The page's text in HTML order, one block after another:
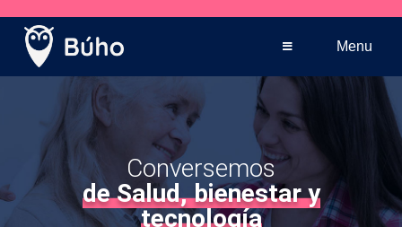
Venta telefónica +569 5005 3590 Menu
Conversemos
de Salud, bienestar y
tecnología